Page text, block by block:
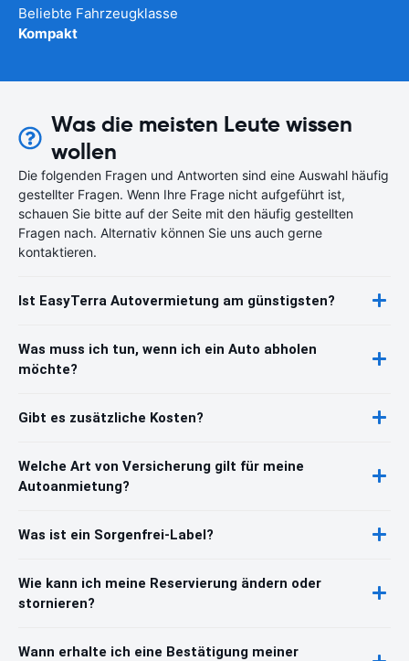
Beliebte Fahrzeugklasse
Kompakt
Was die meisten Leute wissen
wollen
Die folgenden Fragen und Antworten sind eine Auswahl häufig
gestellter Fragen. Wenn Ihre Frage nicht aufgeführt ist,
schauen Sie bitte auf der Seite mit den häufig gestellten
Fragen nach. Alternativ können Sie uns auch gerne
kontaktieren.
Ist EasyTerra Autovermietung am günstigsten?
Was muss ich tun, wenn ich ein Auto abholen
möchte?
Gibt es zusätzliche Kosten?
Welche Art von Versicherung gilt für meine
Autoanmietung?
Was ist ein Sorgenfrei-Label?
Wie kann ich meine Reservierung ändern oder
stornieren?
Wann erhalte ich eine Bestätigung meiner